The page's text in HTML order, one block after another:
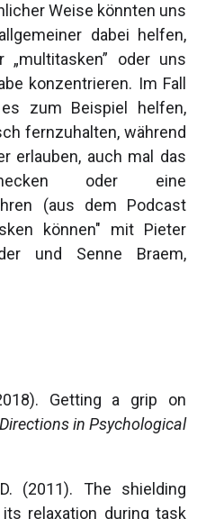
Weise könnten uns
dabei helfen,
oder uns
konzentrieren. Im Fall
zum Beispiel helfen,
fernzuhalten, während
erlauben, auch mal das
oder eine
(aus dem Podcast
können" mit Pieter
und Senne Braem,
Getting a grip on
in Psychological
(2011). The shielding
relaxation during task